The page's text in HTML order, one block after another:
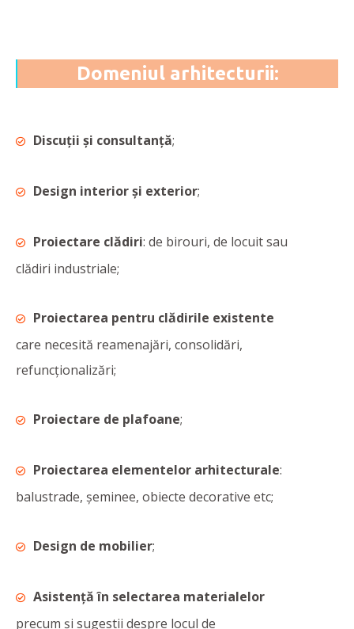
Domeniul arhitecturii:
Discuții și consultanță;
Design interior și exterior;
Proiectare clădiri: de birouri, de locuit sau
clădiri industriale;
Proiectarea pentru clădirile existente
care necesită reamenajări, consolidări,
refuncționalizări;
Proiectare de plafoane;
Proiectarea elementelor arhitecturale:
balustrade, șeminee, obiecte decorative etc;
Design de mobilier;
Asistenţă în selectarea materialelor
precum și sugestii despre locul de